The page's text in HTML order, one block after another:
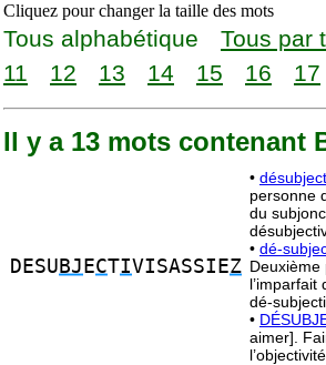
Cliquez pour changer la taille des mots
Tous alphabétique Tous par
11
12 13 14 15 16 17
Il y a 13 mots contenant
DESU BJ ECTIVISASSIEZ
•
personne
du
• dé-
Deuxième
l’imparfait
dé-
•
aimer].
l’objectivité.